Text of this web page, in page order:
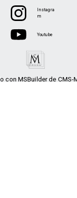
con MSBuilder de CMS-
Instagra
m
Youtube